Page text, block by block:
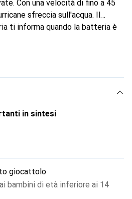
Con una velocità di fino a 45
sfreccia sull'acqua. Il
ti informa quando la batteria è
in sintesi
giocattolo
bambini di età inferiore ai 14